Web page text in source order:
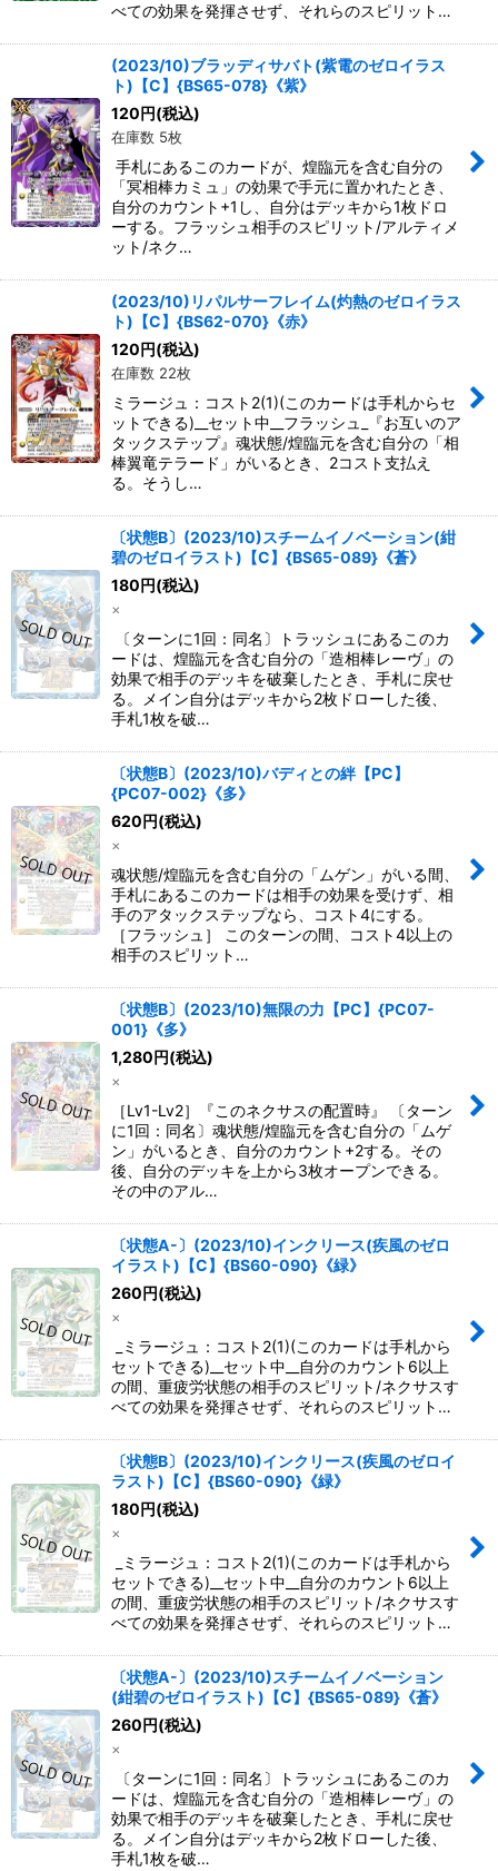
べての効果を発揮させず、それらのスピリット…
(2023/10)ブラッディサバト(紫電のゼロイラス
ト)【C】{BS65-078}《紫》
120 円(税込)
在庫数 5枚
手札にあるこのカードが、煌臨元を含む自分の
「冥相棒カミュ」の効果で手元に置かれたとき、
自分のカウント+1し、自分はデッキから1枚ドロ
ーする。フラッシュ相手のスピリット/アルティメ
ット/ネク…
(2023/10)リパルサーフレイム(灼熱のゼロイラス
ト)【C】{BS62-070}《赤》
120 円(税込)
在庫数 22枚
ミラージュ：コスト2(1)(このカードは手札からセ
ットできる)__セット中__フラッシュ_『お互いのア
タックステップ』魂状態/煌臨元を含む自分の「相
棒翼竜テラード」がいるとき、2コスト支払え
る。そうし…
〔状態B〕(2023/10)スチームイノベーション(紺
碧のゼロイラスト)【C】{BS65-089}《蒼》
180 円(税込)
×
〔ターンに1回：同名〕トラッシュにあるこのカ
ードは、煌臨元を含む自分の「造相棒レーヴ」の
効果で相手のデッキを破棄したとき、手札に戻せ
る。メイン自分はデッキから2枚ドローした後、
手札1枚を破…
〔状態B〕(2023/10)バディとの絆【PC】
{PC07-002}《多》
620 円(税込)
×
魂状態/煌臨元を含む自分の「ムゲン」がいる間、
手札にあるこのカードは相手の効果を受けず、相
手のアタックステップなら、コスト4にする。
［フラッシュ］ このターンの間、コスト4以上の
相手のスピリット…
〔状態B〕(2023/10)無限の力【PC】{PC07-
001}《多》
1,280 円(税込)
×
［Lv1-Lv2］『このネクサスの配置時』 〔ターン
に1回：同名〕魂状態/煌臨元を含む自分の「ムゲ
ン」がいるとき、自分のカウント+2する。その
後、自分のデッキを上から3枚オープンできる。
その中のアル…
〔状態A-〕(2023/10)インクリース(疾風のゼロ
イラスト)【C】{BS60-090}《緑》
260 円(税込)
×
_ミラージュ：コスト2(1)(このカードは手札から
セットできる)__セット中__自分のカウント6以上
の間、重疲労状態の相手のスピリット/ネクサスす
べての効果を発揮させず、それらのスピリット…
〔状態B〕(2023/10)インクリース(疾風のゼロイ
ラスト)【C】{BS60-090}《緑》
180 円(税込)
×
_ミラージュ：コスト2(1)(このカードは手札から
セットできる)__セット中__自分のカウント6以上
の間、重疲労状態の相手のスピリット/ネクサスす
べての効果を発揮させず、それらのスピリット…
〔状態A-〕(2023/10)スチームイノベーション
(紺碧のゼロイラスト)【C】{BS65-089}《蒼》
260 円(税込)
×
〔ターンに1回：同名〕トラッシュにあるこのカ
ードは、煌臨元を含む自分の「造相棒レーヴ」の
効果で相手のデッキを破棄したとき、手札に戻せ
る。メイン自分はデッキから2枚ドローした後、
手札1枚を破…